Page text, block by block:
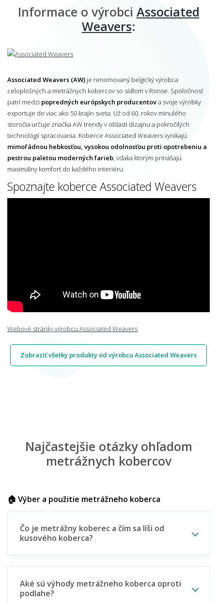
Informace o výrobci Associated
Weavers:
Associated Weavers (AW) je renomovaný belgický výrobca
celoplošných a metrážnych kobercov so sídlom v Ronse. Spoločnosť
patrí medzi popredných európskych producentova svoje výrobky
exportuje do viac ako 50 krajín sveta. Už od 60. rokov minulého
storočia určuje značka AW trendy v oblasti dizajnu a pokročilých
technológií spracovania. Koberce Associated Weavers vynikajú
mimořádnou hebkosťou, vysokou odolnosťou proti opotrebeniu a
pestrou paletou moderných farieb, vďaka ktorým prinášajú
maximálny komfort do každého interiéru.
Spoznajte koberce Associated Weavers
Webové stránky výrobcu Associated Weavers
Zobraziť všetky produkty od výrobcu Associated Weavers
Najčastejšie otázky ohľadom
metrážnych kobercov
🏠 Výber a použitie metrážneho koberca
Čo je metrážny koberec a čím sa líši od
kusového koberca?
Aké sú výhody metrážneho koberca oproti
podlahe?